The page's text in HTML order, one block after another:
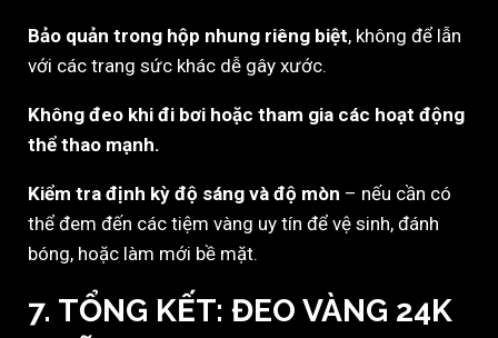
Bảo quản trong hộp nhung riêng biệt, không để lẫn
với các trang sức khác dễ gây xước.
Không đeo khi đi bơi hoặc tham gia các hoạt động
thể thao mạnh.
Kiểm tra định kỳ độ sáng và độ mòn – nếu cần có
thể đem đến các tiệm vàng uy tín để vệ sinh, đánh
bóng, hoặc làm mới bề mặt.
7. TỔNG KẾT: ĐEO VÀNG 24K